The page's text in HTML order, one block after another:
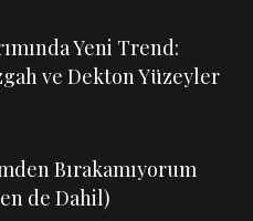
Yeni Trend:
ve Dekton Yüzeyler
Bırakamıyorum
de Dahil)